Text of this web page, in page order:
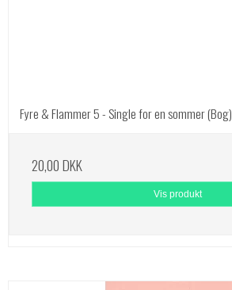
Fyre & Flammer 5 - Single for en sommer (Bog)
20,00 DKK
Vis produkt